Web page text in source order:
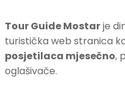
Tour Guide Mostarje
turistička web stranica
posjetilaca mjesečno,
oglašivače.